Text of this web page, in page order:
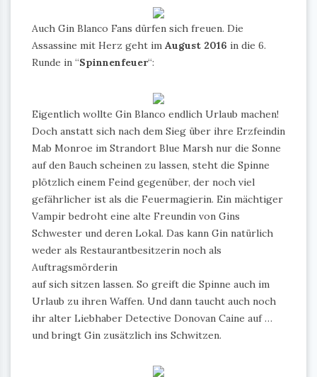
Auch Gin Blanco Fans dürfen sich freuen. Die
Assassine mit Herz geht im August 2016 in die 6.
Runde in “Spinnenfeuer“:
Eigentlich wollte Gin Blanco endlich Urlaub machen!
Doch anstatt sich nach dem Sieg über ihre Erzfeindin
Mab Monroe im Strandort Blue Marsh nur die Sonne
auf den Bauch scheinen zu lassen, steht die Spinne
plötzlich einem Feind gegenüber, der noch viel
gefährlicher ist als die Feuermagierin. Ein mächtiger
Vampir bedroht eine alte Freundin von Gins
Schwester und deren Lokal. Das kann Gin natürlich
weder als Restaurantbesitzerin noch als
Auftragsmörderin
auf sich sitzen lassen. So greift die Spinne auch im
Urlaub zu ihren Waffen. Und dann taucht auch noch
ihr alter Liebhaber Detective Donovan Caine auf …
und bringt Gin zusätzlich ins Schwitzen.